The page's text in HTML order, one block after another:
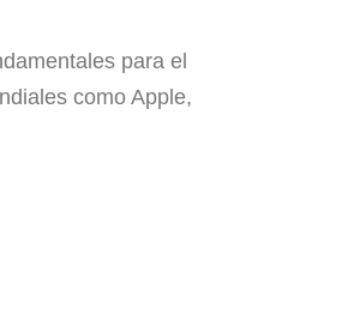
para el
como Apple,